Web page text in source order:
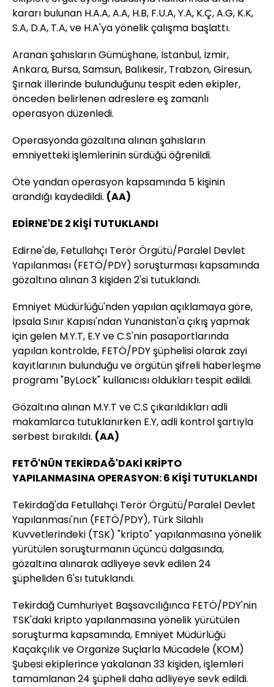
kararı bulunan H.A.A, A.A, H.B, F.U.A, Y.A, K.Ç, A.G, K.K,
S.A, D.A, T.A, ve H.A'ya yönelik çalışma başlattı.
Aranan şahısların Gümüşhane, İstanbul, İzmir,
Ankara, Bursa, Samsun, Balıkesir, Trabzon, Giresun,
Şırnak illerinde bulunduğunu tespit eden ekipler,
önceden belirlenen adreslere eş zamanlı
operasyon düzenledi.
Operasyonda gözaltına alınan şahısların
emniyetteki işlemlerinin sürdüğü öğrenildi.
Öte yandan operasyon kapsamında 5 kişinin
arandığı kaydedildi. (AA)
EDİRNE'DE 2 KİŞİ TUTUKLANDI
Edirne'de, Fetullahçı Terör Örgütü/Paralel Devlet
Yapılanması (FETÖ/PDY) soruşturması kapsamında
gözaltına alınan 3 kişiden 2'si tutuklandı.
Emniyet Müdürlüğü'nden yapılan açıklamaya göre,
İpsala Sınır Kapısı'ndan Yunanistan'a çıkış yapmak
için gelen M.Y.T, E.Y ve C.S'nin pasaportlarında
yapılan kontrolde, FETÖ/PDY şüphelisi olarak zayi
kayıtlarının bulunduğu ve örgütün şifreli haberleşme
programı "ByLock" kullanıcısı oldukları tespit edildi.
Gözaltına alınan M.Y.T ve C.S çıkarıldıkları adli
makamlarca tutuklanırken E.Y, adli kontrol şartıyla
serbest bırakıldı. (AA)
FETÖ'NÜN TEKİRDAĞ'DAKİ KRİPTO
YAPILANMASINA OPERASYON: 6 KİŞİ TUTUKLANDI
Tekirdağ'da Fetullahçı Terör Örgütü/Paralel Devlet
Yapılanması'nın (FETÖ/PDY), Türk Silahlı
Kuvvetlerindeki (TSK) "kripto" yapılanmasına yönelik
yürütülen soruşturmanın üçüncü dalgasında,
gözaltına alınarak adliyeye sevk edilen 24
şüpheliden 6'sı tutuklandı.
Tekirdağ Cumhuriyet Başsavcılığınca FETÖ/PDY'nin
TSK'daki kripto yapılanmasına yönelik yürütülen
soruşturma kapsamında, Emniyet Müdürlüğü
Kaçakçılık ve Organize Suçlarla Mücadele (KOM)
Şubesi ekiplerince yakalanan 33 kişiden, işlemleri
tamamlanan 24 şüpheli daha adliyeye sevk edildi.